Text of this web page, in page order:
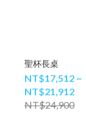
聖杯長桌
NT$17,512 ~
NT$21,912
NT$24,900